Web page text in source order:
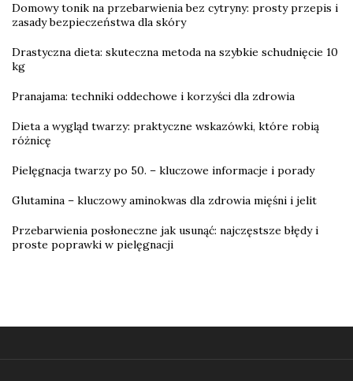
Domowy tonik na przebarwienia bez cytryny: prosty przepis i
zasady bezpieczeństwa dla skóry
Drastyczna dieta: skuteczna metoda na szybkie schudnięcie 10
kg
Pranajama: techniki oddechowe i korzyści dla zdrowia
Dieta a wygląd twarzy: praktyczne wskazówki, które robią
różnicę
Pielęgnacja twarzy po 50. – kluczowe informacje i porady
Glutamina – kluczowy aminokwas dla zdrowia mięśni i jelit
Przebarwienia posłoneczne jak usunąć: najczęstsze błędy i
proste poprawki w pielęgnacji